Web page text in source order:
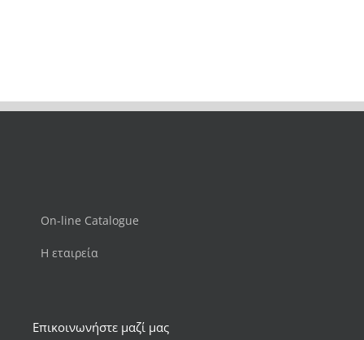
On-line Catalogue
Η εταιρεία
Επικοινωνήστε μαζί μας